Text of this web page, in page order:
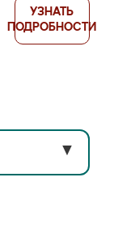
УЗНАТЬ
ПОДРОБНОСТИ
▼